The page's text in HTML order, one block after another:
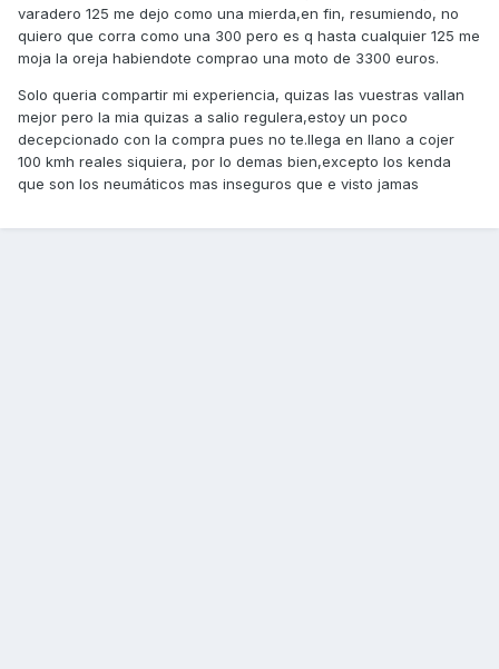
varadero 125 me dejo como una mierda,en fin, resumiendo, no
quiero que corra como una 300 pero es q hasta cualquier 125 me
moja la oreja habiendote comprao una moto de 3300 euros.
Solo queria compartir mi experiencia, quizas las vuestras vallan
mejor pero la mia quizas a salio regulera,estoy un poco
decepcionado con la compra pues no te.llega en llano a cojer
100 kmh reales siquiera, por lo demas bien,excepto los kenda
que son los neumáticos mas inseguros que e visto jamas